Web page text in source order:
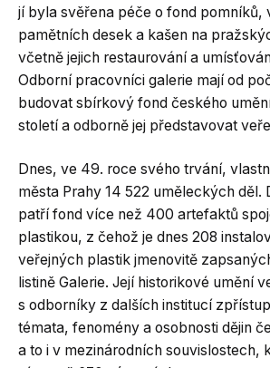
jí byla svěřena péče o fond pomníků,
pamětních desek a kašen na
včetně jejich restaurování a
Odborní pracovníci galerie mají od
budovat sbírkový fond českého
století a odborně jej představovat
Dnes, ve 49. roce svého trvání,
města Prahy 14 522 uměleckých děl.
patří fond více než 400 artefaktů
plastikou, z čehož je dnes 208
veřejných plastik jmenovitě
listině Galerie. Její historikové umění
s odborníky z dalších institucí
témata, fenomény a osobnosti dějin
a to i v mezinárodních souvislostech,